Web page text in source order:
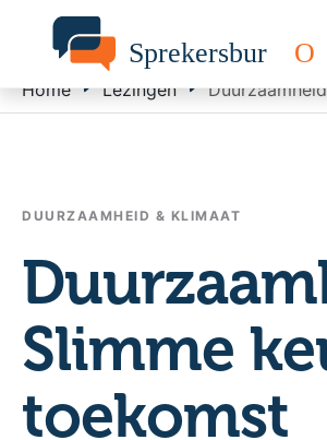
Home Lezingen
DUURZAAMHEID & KLIMAAT
Slimme
toekomst